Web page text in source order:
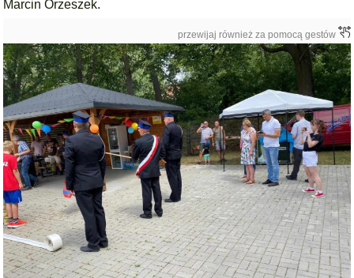
Marcin Orzeszek.
przewijaj również za pomocą gestów